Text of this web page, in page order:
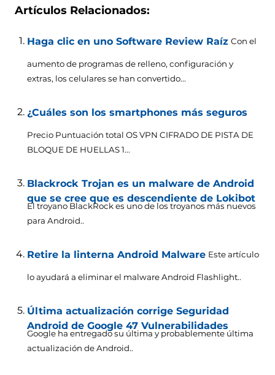
Artículos Relacionados:
Haga clic en uno Software Review Raíz Con el
aumento de programas de relleno, configuración y
extras, los celulares se han convertido...
¿Cuáles son los smartphones más seguros
Precio Puntuación total OS VPN CIFRADO DE PISTA DE
BLOQUE DE HUELLAS 1...
Blackrock Trojan es un malware de Android
que se cree que es descendiente de Lokibot
El troyano BlackRock es uno de los troyanos más nuevos
para Android..
Retire la linterna Android Malware Este artículo
lo ayudará a eliminar el malware Android Flashlight..
Última actualización corrige Seguridad
Android de Google 47 Vulnerabilidades
Google ha entregado su última y probablemente última
actualización de Android..